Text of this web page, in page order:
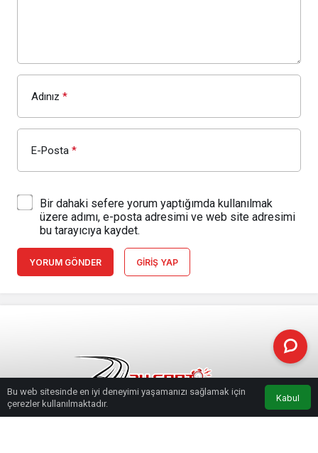
Adınız *
E-Posta *
Bir dahaki sefere yorum yaptığımda kullanılmak
üzere adımı, e-posta adresimi ve web site adresimi
bu tarayıcıya kaydet.
YORUM GÖNDER GIRIŞ YAP
Bu web sitesinde en iyi deneyimi yaşamanızı sağlamak için
çerezler kullanılmaktadır.
Kabul